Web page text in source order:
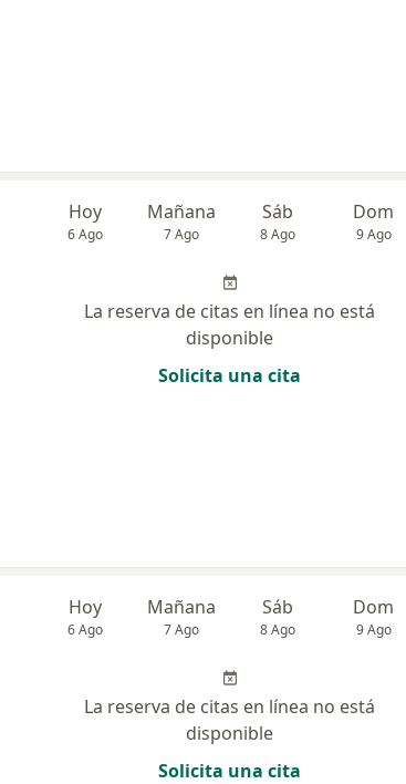
Hoy
6 Ago
Mañana
7 Ago
Sáb
8 Ago
Dom
9 Ago
La reserva de citas en línea no está
disponible
Solicita una cita
Hoy
6 Ago
Mañana
7 Ago
Sáb
8 Ago
Dom
9 Ago
La reserva de citas en línea no está
disponible
Solicita una cita